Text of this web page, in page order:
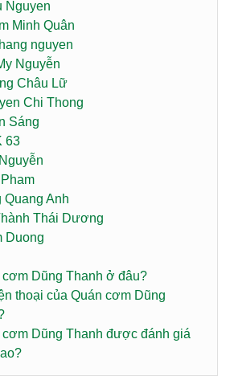
Nguyen
Minh Quân
nguyen
Nguyễn
Châu Lữ
Chi Thong
Sáng
63
Quang Anh
Thái Dương
Duong
cơm Dũng Thanh ở đâu?
thoại của Quán cơm Dũng
cơm Dũng Thanh được đánh giá